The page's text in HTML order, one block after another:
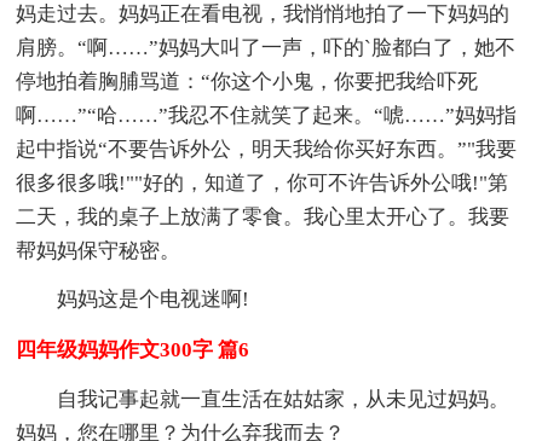
妈走过去。妈妈正在看电视，我悄悄地拍了一下妈妈的
肩膀。“啊……”妈妈大叫了一声，吓的`脸都白了，她不
停地拍着胸脯骂道：“你这个小鬼，你要把我给吓死
啊……”“哈……”我忍不住就笑了起来。“唬……”妈妈指
起中指说“不要告诉外公，明天我给你买好东西。”"我要
很多很多哦!""好的，知道了，你可不许告诉外公哦!"第
二天，我的桌子上放满了零食。我心里太开心了。我要
帮妈妈保守秘密。
妈妈这是个电视迷啊!
四年级妈妈作文300字 篇6
自我记事起就一直生活在姑姑家，从未见过妈妈。
妈妈，您在哪里？为什么弃我而去？